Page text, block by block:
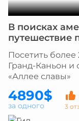
В поисках
путешествие
Посетить более
Гранд-Каньон и
«Аллее славы»
4890$
3
за одного